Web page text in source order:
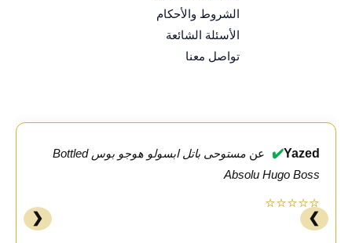
الشروط والأحكام
الأسئلة الشائعة
تواصل معنا
Yazed
✔️ عن
مستوحى باتل ابسولو هوجو بوس Bottled
Absolu Hugo Boss
⭐⭐⭐⭐⭐
❮ ❯